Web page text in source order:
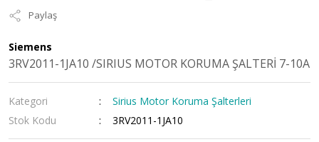
Paylaş
Siemens
3RV2011-1JA10 /SIRIUS MOTOR KORUMA ŞALTERİ 7-10A
Kategori
Sirius Motor Koruma Şalterleri
Stok Kodu
3RV2011-1JA10